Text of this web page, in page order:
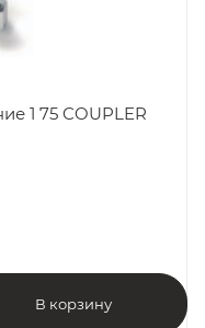
1 75 COUPLER
В корзину